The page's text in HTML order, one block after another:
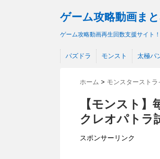
ゲーム攻略動画ま
ゲーム攻略動画再生回数支援サイト！
パズドラ モンスト 太極パ
ホーム > モンスターストラ
【モンスト
クレオパトラ
スポンサーリンク